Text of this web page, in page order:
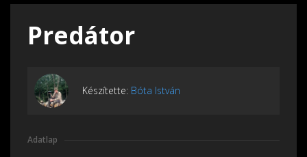
Predátor
Készítette: Bóta István
Adatlap